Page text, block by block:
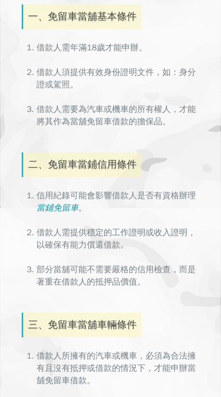
一、免留車當舖基本條件
借款人需年滿18歲才能申辦。
借款人須提供有效身份證明文件，如：身分
證或駕照。
借款人需要為汽車或機車的所有權人，才能
將其作為當舖免留車借款的擔保品。
二、免留車當鋪信用條件
信用紀錄可能會影響借款人是否有資格辦理
當鋪免留車。
借款人需提供穩定的工作證明或收入證明，
以確保有能力償還借款。
部分當舖可能不需要嚴格的信用檢查，而是
著重在借款人的抵押品價值。
三、免留車當舖車輛條件
借款人所擁有的汽車或機車，必須為合法擁
有且沒有抵押或借款的情況下，才能申辦當
舖免留車借款。